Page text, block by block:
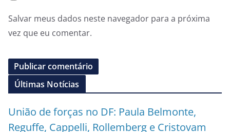
Salvar meus dados neste navegador para a próxima
vez que eu comentar.
Últimas Notícias
União de forças no DF: Paula Belmonte,
Reguffe, Cappelli, Rollemberg e Cristovam